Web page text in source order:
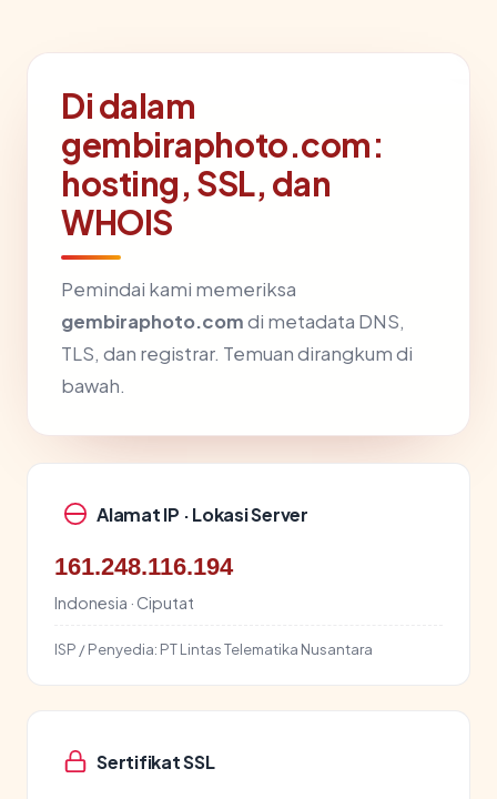
Di dalam
gembiraphoto.com:
hosting, SSL, dan
WHOIS
Pemindai kami memeriksa
gembiraphoto.comdi metadata DNS,
TLS, dan registrar. Temuan dirangkum di
bawah.
Alamat IP · Lokasi Server
161.248.116.194
Indonesia · Ciputat
ISP / Penyedia: PT Lintas Telematika Nusantara
Sertifikat SSL